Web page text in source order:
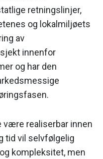
retningslinjer,
og lokalmiljøets
av
innenfor
og har den
være realiserbar innen
tid vil selvfølgelig
kom­pleksitet, men